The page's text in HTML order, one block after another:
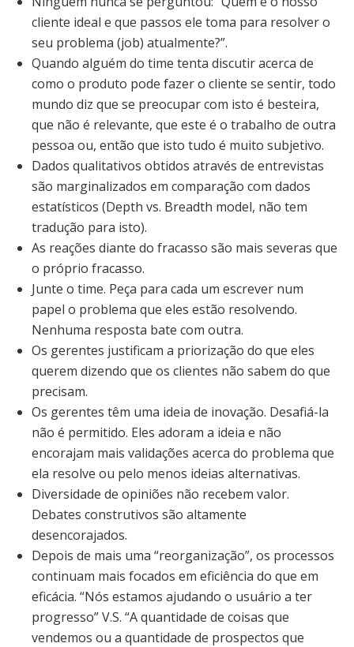
cliente ideal e que passos ele toma para resolver o
seu problema (job) atualmente?”.
Quando alguém do time tenta discutir acerca de
como o produto pode fazer o cliente se sentir, todo
mundo diz que se preocupar com isto é besteira,
que não é relevante, que este é o trabalho de outra
pessoa ou, então que isto tudo é muito subjetivo.
Dados qualitativos obtidos através de entrevistas
são marginalizados em comparação com dados
estatísticos (Depth vs. Breadth model, não tem
tradução para isto).
As reações diante do fracasso são mais severas que
o próprio fracasso.
Junte o time. Peça para cada um escrever num
papel o problema que eles estão resolvendo.
Nenhuma resposta bate com outra.
Os gerentes justificam a priorização do que eles
querem dizendo que os clientes não sabem do que
precisam.
Os gerentes têm uma ideia de inovação. Desafiá-la
não é permitido. Eles adoram a ideia e não
encorajam mais validações acerca do problema que
ela resolve ou pelo menos ideias alternativas.
Diversidade de opiniões não recebem valor.
Debates construtivos são altamente
desencorajados.
Depois de mais uma “reorganização”, os processos
continuam mais focados em eficiência do que em
eficácia. “Nós estamos ajudando o usuário a ter
progresso” V.S. “A quantidade de coisas que
vendemos ou a quantidade de prospectos que